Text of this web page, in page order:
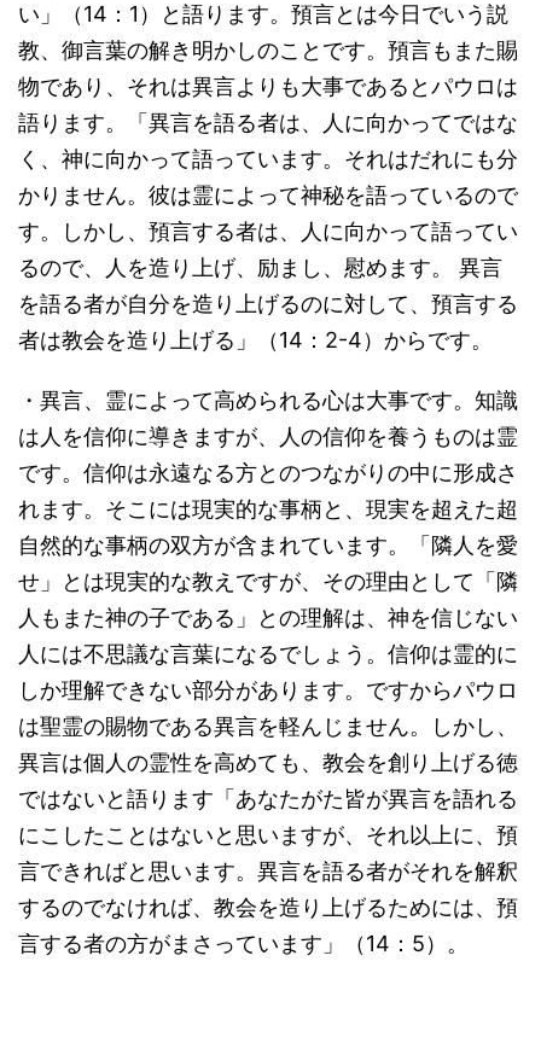
い」（14：1）と語ります。預言とは今日でいう説
教、御言葉の解き明かしのことです。預言もまた賜
物であり、それは異言よりも大事であるとパウロは
語ります。「異言を語る者は、人に向かってではな
く、神に向かって語っています。それはだれにも分
かりません。彼は霊によって神秘を語っているので
す。しかし、預言する者は、人に向かって語ってい
るので、人を造り上げ、励まし、慰めます。 異言
を語る者が自分を造り上げるのに対して、預言する
者は教会を造り上げる」（14：2-4）からです。
・異言、霊によって高められる心は大事です。知識
は人を信仰に導きますが、人の信仰を養うものは霊
です。信仰は永遠なる方とのつながりの中に形成さ
れます。そこには現実的な事柄と、現実を超えた超
自然的な事柄の双方が含まれています。「隣人を愛
せ」とは現実的な教えですが、その理由として「隣
人もまた神の子である」との理解は、神を信じない
人には不思議な言葉になるでしょう。信仰は霊的に
しか理解できない部分があります。ですからパウロ
は聖霊の賜物である異言を軽んじません。しかし、
異言は個人の霊性を高めても、教会を創り上げる徳
ではないと語ります「あなたがた皆が異言を語れる
にこしたことはないと思いますが、それ以上に、預
言できればと思います。異言を語る者がそれを解釈
するのでなければ、教会を造り上げるためには、預
言する者の方がまさっています」（14：5）。